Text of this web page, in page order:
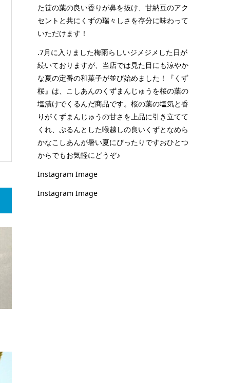
た笹の葉の良い香りが鼻を抜け、甘納豆のアク
セントと共にくずの瑞々しさを存分に味わって
いただけます！
.7月に入りました梅雨らしいジメジメした日が
続いておりますが、当店では見た目にも涼やか
な夏の定番の和菓子が並び始めました！『くず
桜』は、こしあんのくずまんじゅうを桜の葉の
塩漬けでくるんだ商品です。桜の葉の塩気と香
りがくずまんじゅうの甘さを上品に引き立てて
くれ、ぷるんとした喉越しの良いくずとなめら
かなこしあんが暑い夏にぴったりですおひとつ
からでもお気軽にどうぞ♪
Instagram Image
Instagram Image